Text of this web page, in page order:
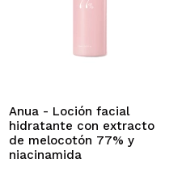
Anua - Loción facial
hidratante con extracto
de melocotón 77% y
niacinamida